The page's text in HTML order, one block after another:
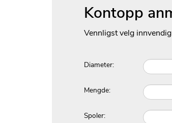
Kontopp
Vennligst velg
Diameter:
Mengde:
Spoler: